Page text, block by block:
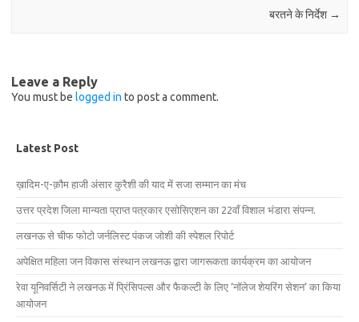
बरतने के निर्देश →
Leave a Reply
You must be logged in to post a comment.
Latest Post
ख़ादिम-ए-क़ौम हाजी अंसार कुरैशी की याद में सजा सम्मान का मंच
उत्तर प्रदेश जिला मान्यता प्राप्त पत्रकार एसोसिएशन का 22वाँ विशाल भंडारा संपन्न.
लखनऊ से चीफ फोटो जर्नलिस्ट पंकज जोशी की स्पेशल रिपोर्ट
अपेक्षित महिला जन विकास संस्थान लखनऊ द्वारा जागरूकता कार्यक्रम का आयोजन
रेवा यूनिवर्सिटी ने लखनऊ में प्रिंसिपल्स और फैकल्टी के लिए ‘नॉलेज शेयरिंग सेशन’ का किया
आयोजन